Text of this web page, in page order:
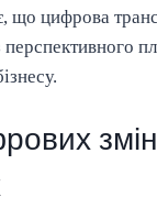
що цифрова